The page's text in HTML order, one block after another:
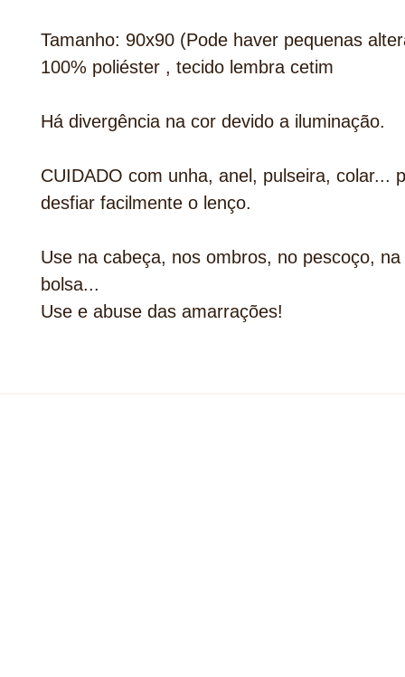
Tamanho: 90x90 (Pode haver pequenas
100% poliéster , tecido lembra cetim
Há divergência na cor devido a iluminação.
CUIDADO com unha, anel, pulseira, colar...
desfiar facilmente o lenço.
Use na cabeça, nos ombros, no pescoço,
bolsa...
Use e abuse das amarrações!